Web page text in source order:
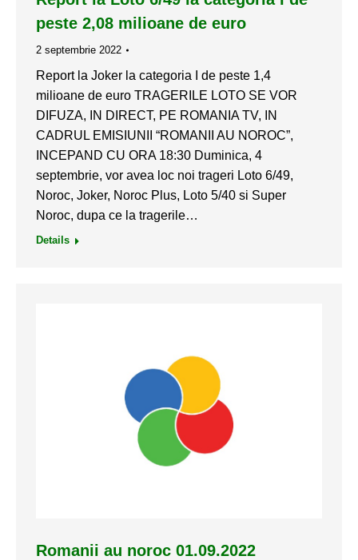
peste 2,08 milioane de euro
2 septembrie 2022
Report la Joker la categoria I de peste 1,4
milioane de euro TRAGERILE LOTO SE VOR
DIFUZA, IN DIRECT, PE ROMANIA TV, IN
CADRUL EMISIUNII “ROMANII AU NOROC”,
INCEPAND CU ORA 18:30 Duminica, 4
septembrie, vor avea loc noi trageri Loto 6/49,
Noroc, Joker, Noroc Plus, Loto 5/40 si Super
Noroc, dupa ce la tragerile…
Details
Romanii au noroc 01.09.2022